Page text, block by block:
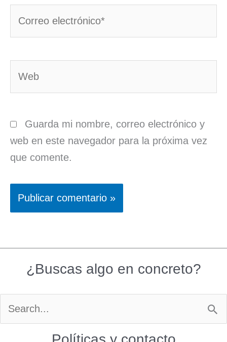
Guarda mi nombre, correo electrónico y
web en este navegador para la próxima vez
que comente.
¿Buscas algo en concreto?
Buscar